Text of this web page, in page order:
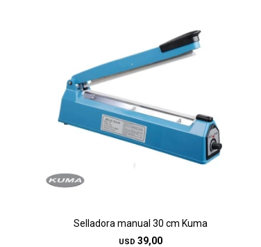
Selladora manual 30 cm Kuma
USD 39,00